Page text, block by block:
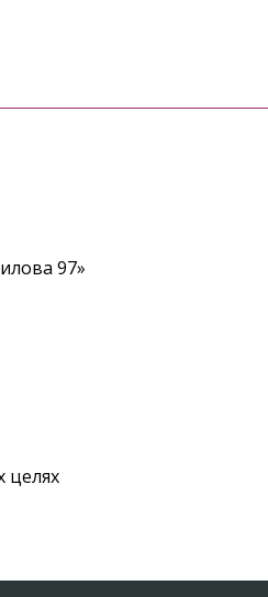
97»
целях